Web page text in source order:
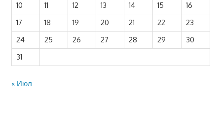
10
11 12 13 14 15
16
17
18 19 20 21 22
23
24
25 26 27 28 29
30
31
« Июл